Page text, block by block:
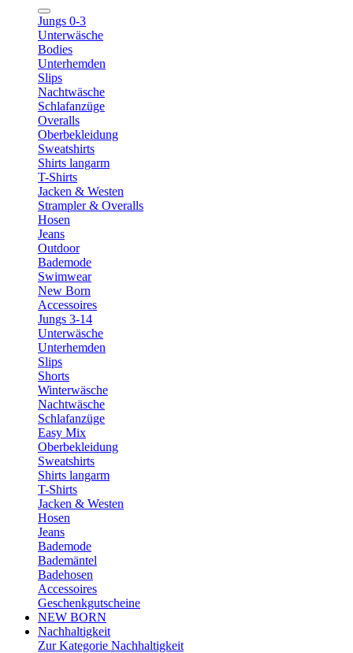
Jungs 0-3
Unterwäsche
Bodies
Unterhemden
Slips
Nachtwäsche
Schlafanzüge
Overalls
Oberbekleidung
Sweatshirts
Shirts langarm
T-Shirts
Jacken & Westen
Strampler & Overalls
Hosen
Jeans
Outdoor
Bademode
Swimwear
New Born
Accessoires
Jungs 3-14
Unterwäsche
Unterhemden
Slips
Shorts
Winterwäsche
Nachtwäsche
Schlafanzüge
Easy Mix
Oberbekleidung
Sweatshirts
Shirts langarm
T-Shirts
Jacken & Westen
Hosen
Jeans
Bademode
Bademäntel
Badehosen
Accessoires
Geschenkgutscheine
NEW BORN
Nachhaltigkeit
Zur Kategorie Nachhaltigkeit